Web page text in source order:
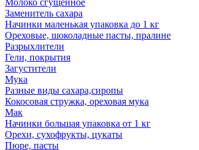
Молоко сгущенное
Заменитель сахара
Начинки маленькая упаковка до 1 кг
Ореховые, шоколадные пасты, пралине
Разрыхлители
Гели, покрытия
Загустители
Мука
Разные виды сахара,сиропы
Кокосовая стружка, ореховая мука
Мак
Начинки большая упаковка от 1 кг
Орехи, сухофрукты, цукаты
Пюре, пасты